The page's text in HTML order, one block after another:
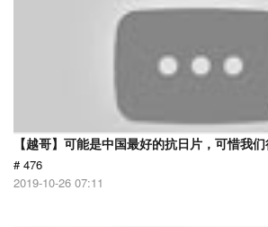
【越哥】可能是中国最好的抗日片，可惜我
# 476
2019-10-26 07:11